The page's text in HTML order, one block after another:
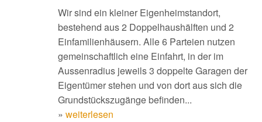
Wir sind ein kleiner Eigenheimstandort,
bestehend aus 2 Doppelhaushälften und 2
Einfamilienhäusern. Alle 6 Parteien nutzen
gemeinschaftlich eine Einfahrt, in der im
Aussenradius jeweils 3 doppelte Garagen der
Eigentümer stehen und von dort aus sich die
Grundstückszugänge befinden...
» weiterlesen